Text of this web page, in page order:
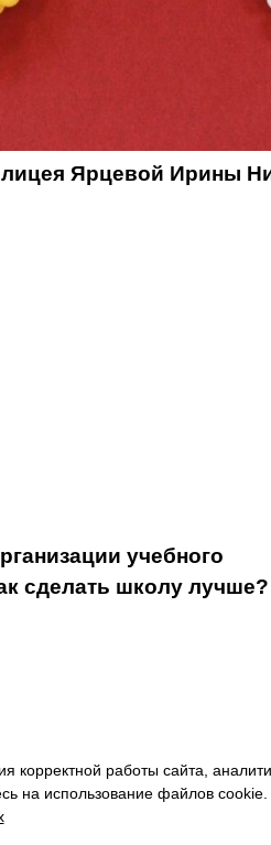
лицея Ярцевой Ирины
учебного
сделать школу лучше?
Е.К. Федорова», 2026
работы сайта,
на использование файлов cookie.